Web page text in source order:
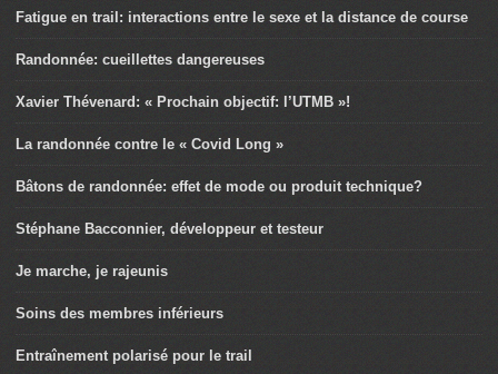
Fatigue en trail: interactions entre le sexe et la distance de course
Randonnée: cueillettes dangereuses
Xavier Thévenard: « Prochain objectif: l’UTMB »!
La randonnée contre le « Covid Long »
Bâtons de randonnée: effet de mode ou produit technique?
Stéphane Bacconnier, développeur et testeur
Je marche, je rajeunis
Soins des membres inférieurs
Entraînement polarisé pour le trail